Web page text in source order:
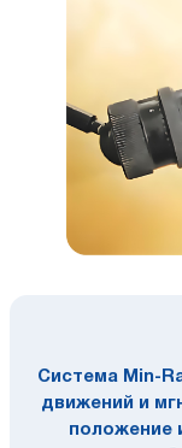
Система Min-
движений и
положение